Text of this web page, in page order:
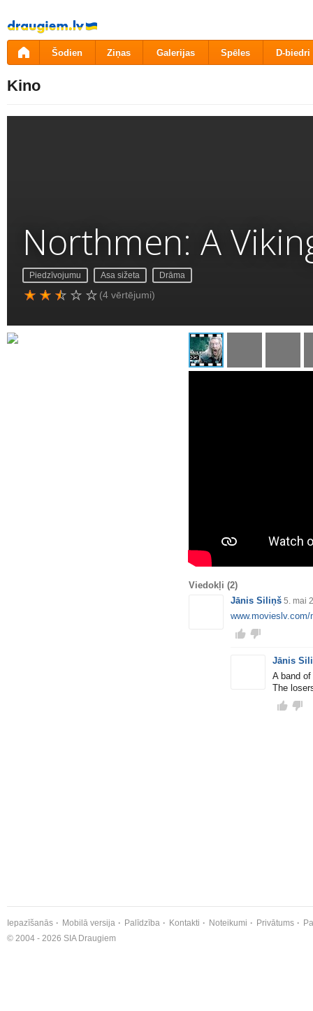
Pāriet
uz
saturu
Šodien Ziņas Galerijas Spēles D-biedri
Kino
Northmen: A
Piedzīvojumu Asa sižeta Drāma
(4 vērtējumi)
Viedokļi (2)
Jānis Siliņš 5. mai
Jānis
A band
The
Iepazīšanās Mobilā versija Palīdzība Kontakti Noteikumi Privātums
© 2004 - 2026 SIA Draugiem